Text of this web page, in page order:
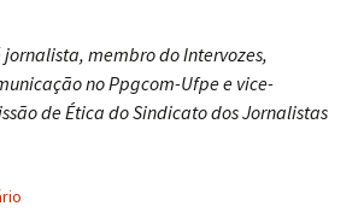
jornalista, membro do Intervozes,
no Ppgcom-Ufpe e vice-
de Ética do Sindicato dos Jornalistas